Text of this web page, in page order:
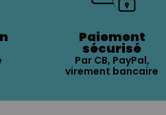
Paiement
sécurisé
Par CB, PayPal,
virement bancaire